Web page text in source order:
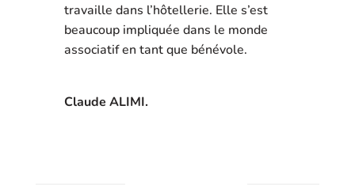
travaille dans l’hôtellerie. Elle s’est
beaucoup impliquée dans le monde
associatif en tant que bénévole.
Claude ALIMI.